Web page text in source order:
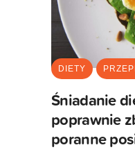
DIETY
Śniadanie
poprawnie
poranne